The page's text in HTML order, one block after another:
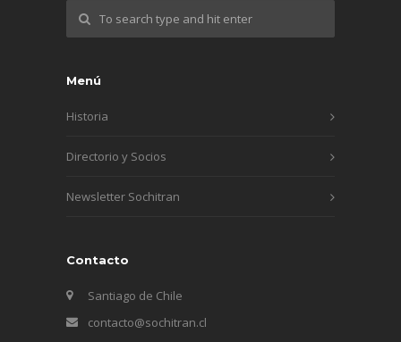
Menú
Historia
Directorio y Socios
Newsletter Sochitran
Contacto
Santiago de Chile
contacto@sochitran.cl